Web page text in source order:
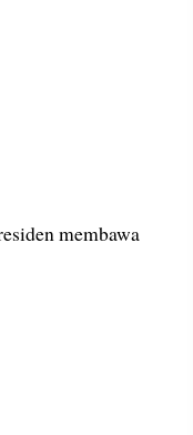
membawa